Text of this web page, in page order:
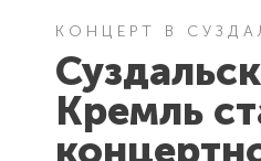
ЭЛЕКТРОННАЯ ПОЧТА
kremlinhotel@mail.ru
КОНЦЕРТ В
Кремль